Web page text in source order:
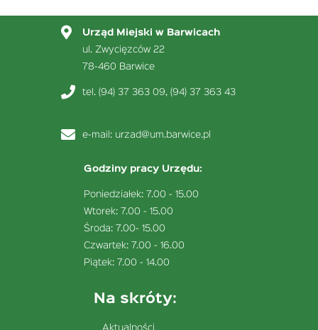
Urząd Miejski w Barwicach
ul. Zwycięzców 22
78-460 Barwice
tel. (94) 37 363 09, (94) 37 363 43
e-mail: urzad@um.barwice.pl
Godziny pracy Urzędu:
Poniedziałek: 7.00 - 15.00
Wtorek: 7.00 - 15.00
Środa: 7.00- 15.00
Czwartek: 7.00 - 16.00
Piątek: 7.00 - 14.00
Na skróty:
Aktualności